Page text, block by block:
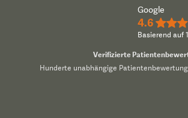
Google
4.6
Basierend auf
Verifizierte
Hunderte unabhängige